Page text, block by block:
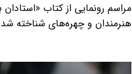
​مراسم رونمایی از کتاب
هنرمندان و چهره‌های شناخته